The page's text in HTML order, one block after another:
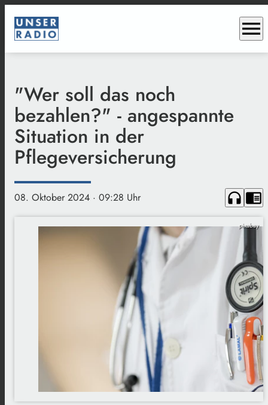
menu
"Wer soll das noch
bezahlen?" - angespannte
Situation in der
Pflegeversicherung
08. Oktober 2024 · 09:28 Uhr headphones chrome_reader_mode
pixabay